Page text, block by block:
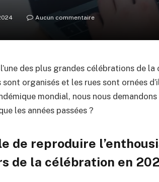
Aucun commentaire
des plus grandes célébrations de la
organisés et les rues sont ornées
mondial, nous nous
les années passées ?
de reproduire
de la célébration en